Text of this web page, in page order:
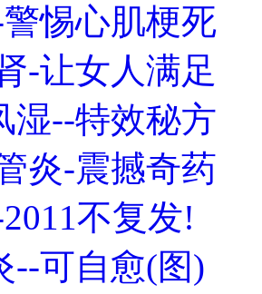
惕心肌梗死
-让女人满足
湿--特效秘方
炎-震撼奇药
不复发!
--可自愈(图)